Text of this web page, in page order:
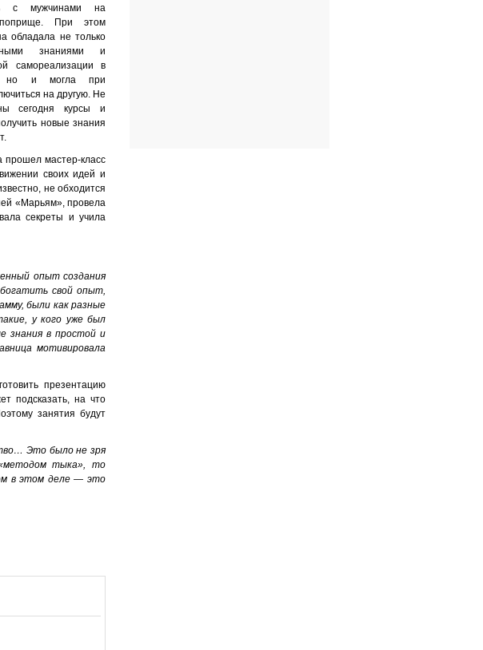
с мужчинами на
поприще. При этом
обладала не только
знаниями и
самореализации в
но и могла при
на другую. Не
сегодня курсы и
новые знания
прошел мастер-класс
своих идей и
не обходится
«Марьям», провела
секреты и учила
опыт создания
свой опыт,
были как разные
у кого уже был
знания в простой и
мотивировала
презентацию
подсказать, на что
занятия будут
Это было не зря
«методом тыка», то
в этом деле — это